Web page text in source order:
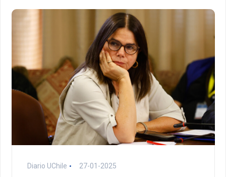
Diario UChile 27-01-2025